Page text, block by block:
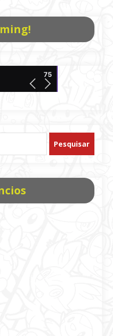
75